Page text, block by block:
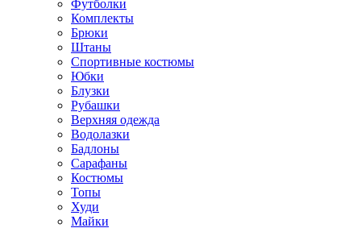
Футболки
Комплекты
Брюки
Штаны
Спортивные костюмы
Юбки
Блузки
Рубашки
Верхняя одежда
Водолазки
Бадлоны
Сарафаны
Костюмы
Топы
Худи
Майки